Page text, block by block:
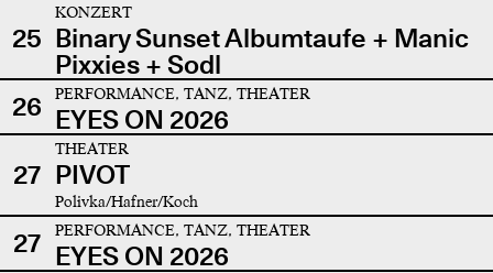
25
KONZERT
Binary Sunset Albumtaufe + Manic
Pixxies + Sodl
26
PERFORMANCE, TANZ, THEATER
EYES ON 2026
27
THEATER
PIVOT
Polivka/Hafner/Koch
27 PERFORMANCE, TANZ, THEATER
EYES ON 2026